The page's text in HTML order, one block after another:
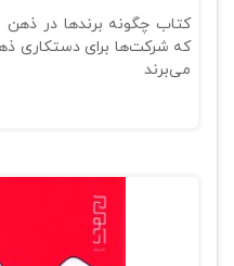
کتاب چگونه برندها در
که شرکت‌ها برای دستکاری
می‌برند